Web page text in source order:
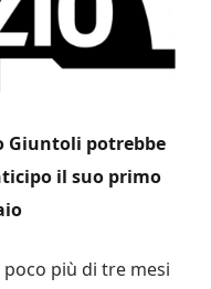
Giuntoli potrebbe
il suo primo
più di tre mesi